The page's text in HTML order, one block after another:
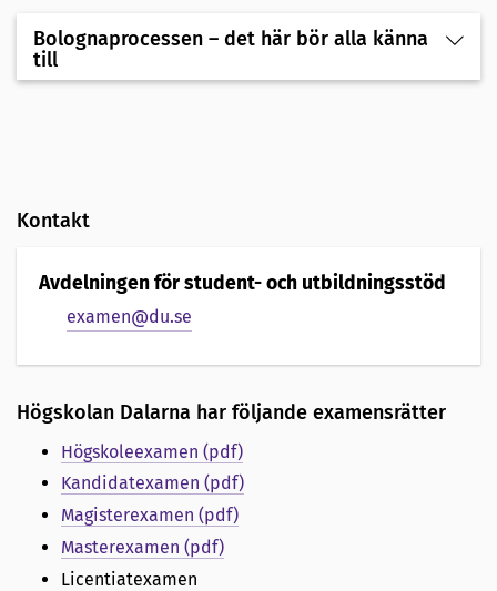
Bolognaprocessen – det här bör alla känna
till
Kontakt
Avdelningen för student- och utbildningsstöd
examen@du.se
Högskolan Dalarna har följande examensrätter
Högskoleexamen (pdf)
Kandidatexamen (pdf)
Magisterexamen (pdf)
Masterexamen (pdf)
Licentiatexamen